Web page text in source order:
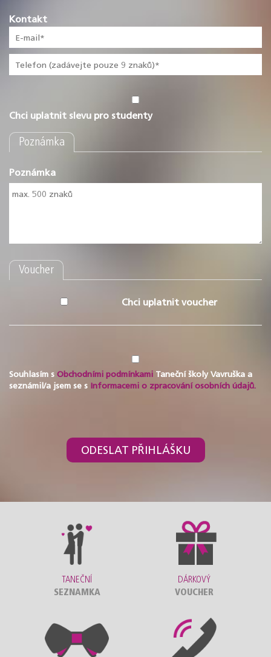
Kontakt
Chci uplatnit slevu pro studenty
Poznámka
Poznámka
Voucher
Chci uplatnit voucher
Souhlasím s Obchodními podmínkami Taneční školy Vavruška a
seznámil/a jsem se s Informacemi o zpracování osobních údajů.
ODESLAT PŘIHLÁŠKU
TANEČNÍ
SEZNAMKA
DÁRKOVÝ
VOUCHER